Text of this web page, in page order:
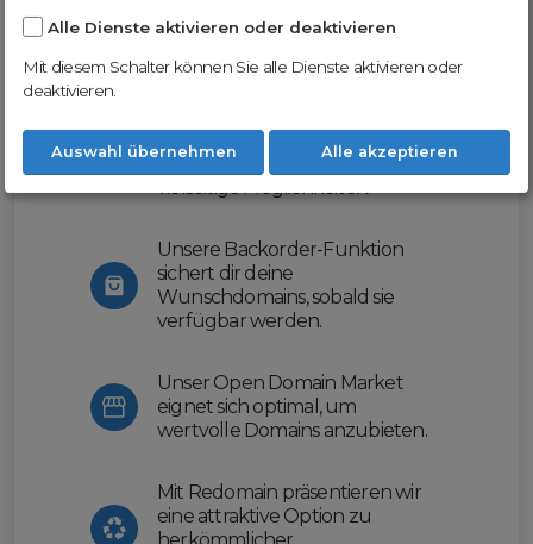
Nutze unsere Erfahrung und profitiere
erleichtern wir dir den
Domainhandel und bieten dir
vielseitige Möglichkeiten.
Unsere Backorder-Funktion
sichert dir deine
Wunschdomains, sobald sie
verfügbar werden.
Unser Open Domain Market
eignet sich optimal, um
wertvolle Domains anzubieten.
Mit Redomain präsentieren wir
eine attraktive Option zu
Alle Dienste aktivieren oder deaktivieren
Mit diesem Schalter können Sie alle Dienste aktivieren oder
deaktivieren.
Auswahl übernehmen Alle akzeptieren